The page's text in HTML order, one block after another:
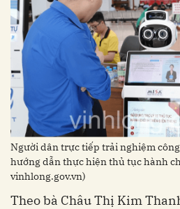
Người dân trực tiếp trải nghiệm
hướng dẫn thực hiện thủ tục hành
vinhlong.gov.vn)
Theo bà Châu Thị Kim